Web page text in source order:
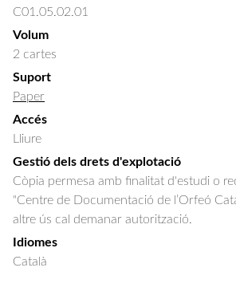
C01.05.02.01
Volum
2 cartes
Suport
Paper
Accés
Lliure
Gestió dels drets d'explotació
Còpia permesa amb finalitat d'estudi o
"Centre de Documentació de l’Orfeó
altre ús cal demanar autorització.
Idiomes
Català